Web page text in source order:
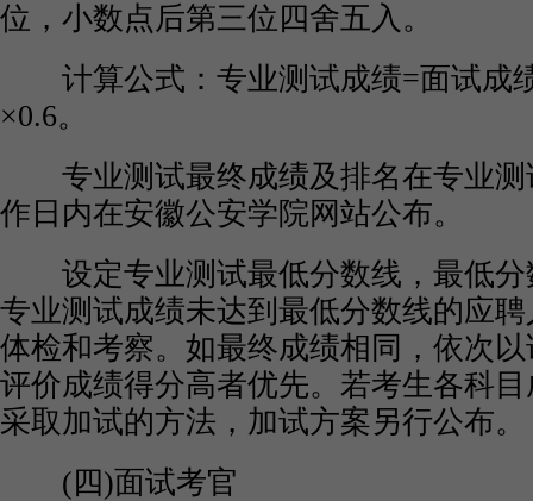
位，小数点后第三位四舍五入。
计算公式：专业测试成绩=面试成
×0.6。
专业测试最终成绩及排名在专业测
作日内在安徽公安学院网站公布。
设定专业测试最低分数线，最低分
专业测试成绩未达到最低分数线的应
体检和考察。如最终成绩相同，依次
评价成绩得分高者优先。若考生各科
采取加试的方法，加试方案另行公布。
(四)面试考官